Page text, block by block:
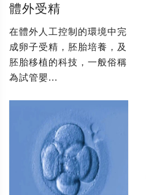
體外受精
在體外人工控制的環境中完
成卵子受精，胚胎培養，及
胚胎移植的科技，一般俗稱
為試管嬰...